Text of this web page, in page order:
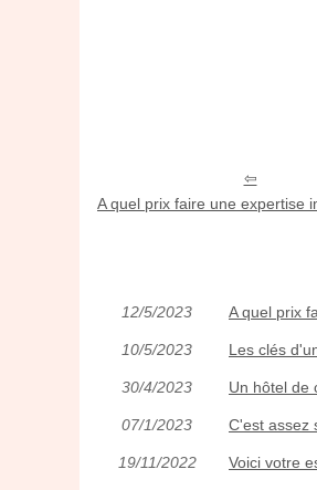
A quel prix faire une expertise
12/5/2023 A quel prix
10/5/2023 Les clés
30/4/2023 Un hôtel de
07/1/2023 C'est assez
19/11/2022 Voici votre